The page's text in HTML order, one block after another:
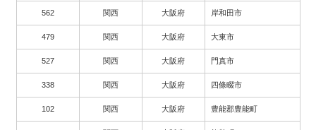
562 関西 大阪府 岸和田市
479 関西 大阪府 大東市
527 関西 大阪府 門真市
338 関西 大阪府 四條畷市
102 関西 大阪府 豊能郡豊能町